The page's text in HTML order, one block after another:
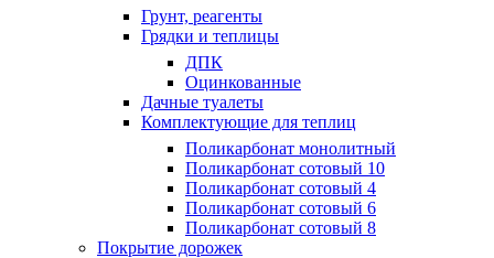
Грунт, реагенты
Грядки и теплицы
ДПК
Оцинкованные
Дачные туалеты
Комплектующие для теплиц
Поликарбонат монолитный
Поликарбонат сотовый 10
Поликарбонат сотовый 4
Поликарбонат сотовый 6
Поликарбонат сотовый 8
Покрытие дорожек